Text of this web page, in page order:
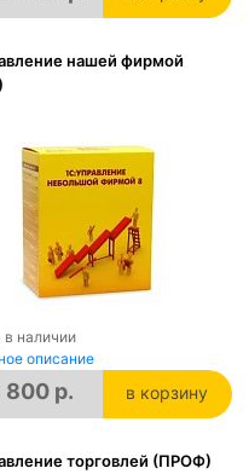
нашей фирмой
в наличии
описание
800 р. в корзину
торговлей (ПРОФ)